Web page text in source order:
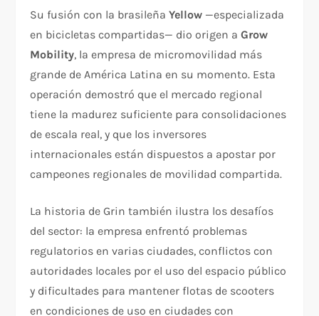
Su fusión con la brasileñaYellow —especializada
en bicicletas compartidas— dio origen aGrow
Mobility, la empresa de micromovilidad más
grande de América Latina en su momento. Esta
operación demostró que el mercado regional
tiene la madurez suficiente para consolidaciones
de escala real, y que los inversores
internacionales están dispuestos a apostar por
campeones regionales de movilidad compartida.
La historia de Grin también ilustra los desafíos
del sector: la empresa enfrentó problemas
regulatorios en varias ciudades, conflictos con
autoridades locales por el uso del espacio público
y dificultades para mantener flotas de scooters
en condiciones de uso en ciudades con